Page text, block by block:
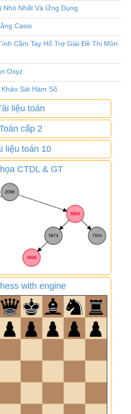
Nhỏ Nhất Và Ứng Dụng
Casio
Cầm Tay Hổ Trợ Giải Đề Thi Môn
Oxyz
Sát Hàm Số
liệu toán
cấp 2
liệu toán 10
CTDL & GT
with engine